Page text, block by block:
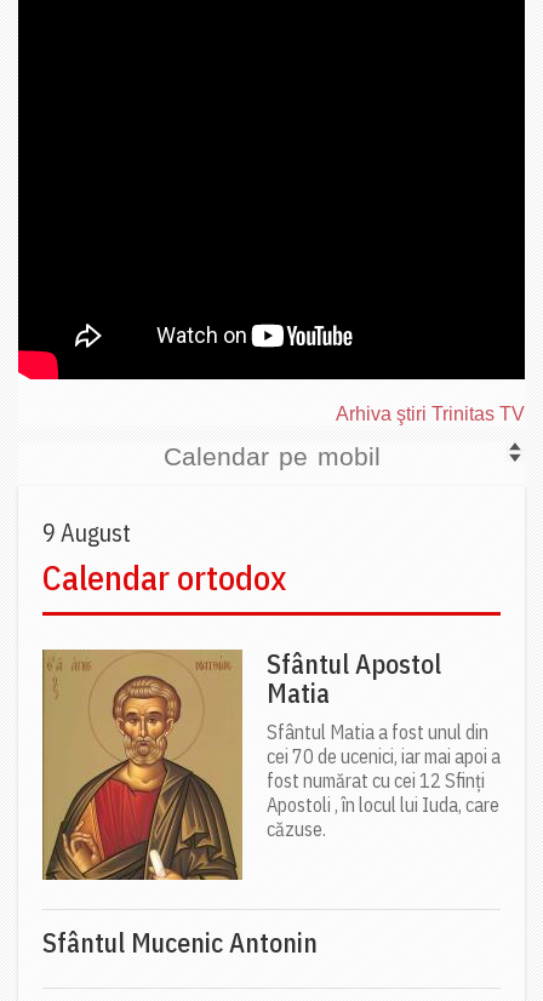
Arhiva ştiri Trinitas TV
Calendar pe mobil
9 August
Calendar ortodox
Sfântul Apostol
Matia
Sfântul Matia a fost unul din
cei 70 de ucenici, iar mai apoi a
fost numărat cu cei 12 Sfinți
Apostoli , în locul lui Iuda, care
căzuse.
Sfântul Mucenic Antonin